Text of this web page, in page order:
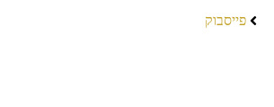
פייסבוק